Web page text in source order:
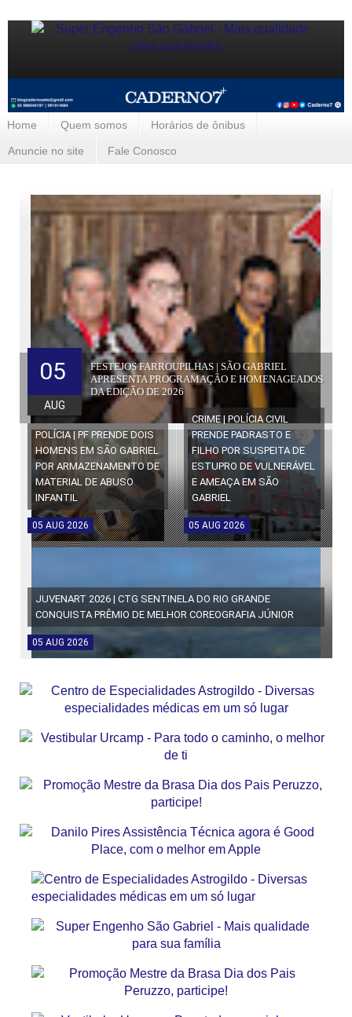
Home Quem somos Horários de ônibus
Anuncie no site Fale Conosco
FESTEJOS FARROUPILHAS | SÃO GABRIEL
APRESENTA PROGRAMAÇÃO E HOMENAGEADOS
DA EDIÇÃO DE 2026
05
AUG
POLÍCIA | PF PRENDE DOIS
HOMENS EM SÃO GABRIEL
POR ARMAZENAMENTO DE
MATERIAL DE ABUSO
INFANTIL
05 AUG 2026
CRIME | POLÍCIA CIVIL
PRENDE PADRASTO E
FILHO POR SUSPEITA DE
ESTUPRO DE VULNERÁVEL
E AMEAÇA EM SÃO
GABRIEL
05 AUG 2026
JUVENART 2026 | CTG SENTINELA DO RIO GRANDE
CONQUISTA PRÊMIO DE MELHOR COREOGRAFIA JÚNIOR
05 AUG 2026